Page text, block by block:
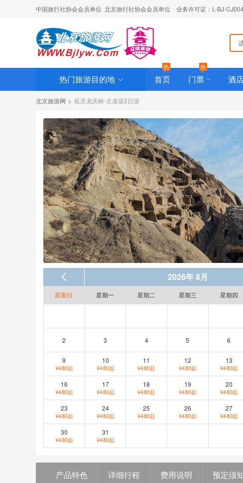
中国旅行社协会会员单位  北京旅行社协会会员单位    业务许可证：L-BJ-
热门旅游目的地 首页
热
门票
热
酒
北京旅游网 > 延庆龙庆峡-古崖居2日游
2026年 8月
星期日 星期一 星期二 星期三 星期四
2 3 4 5 6
9
¥480起
10
¥480起
11
¥480起
12
¥480起
13
¥480起
16
¥480起
17
¥480起
18
¥480起
19
¥480起
20
¥480起
23
¥480起
24
¥480起
25
¥480起
26
¥480起
27
¥480起
30
¥480起
31
¥480起
产品特色 详细行程 费用说明 预定须